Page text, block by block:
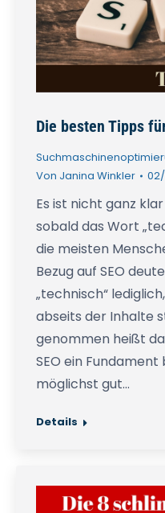
Die besten Tipps
Von Janina Winkler 02/
Es ist nicht ganz
sobald das Wort
die meisten
Bezug auf SEO
„technisch“
abseits der Inhalte
genommen heißt
SEO ein
möglichst gut…
Details